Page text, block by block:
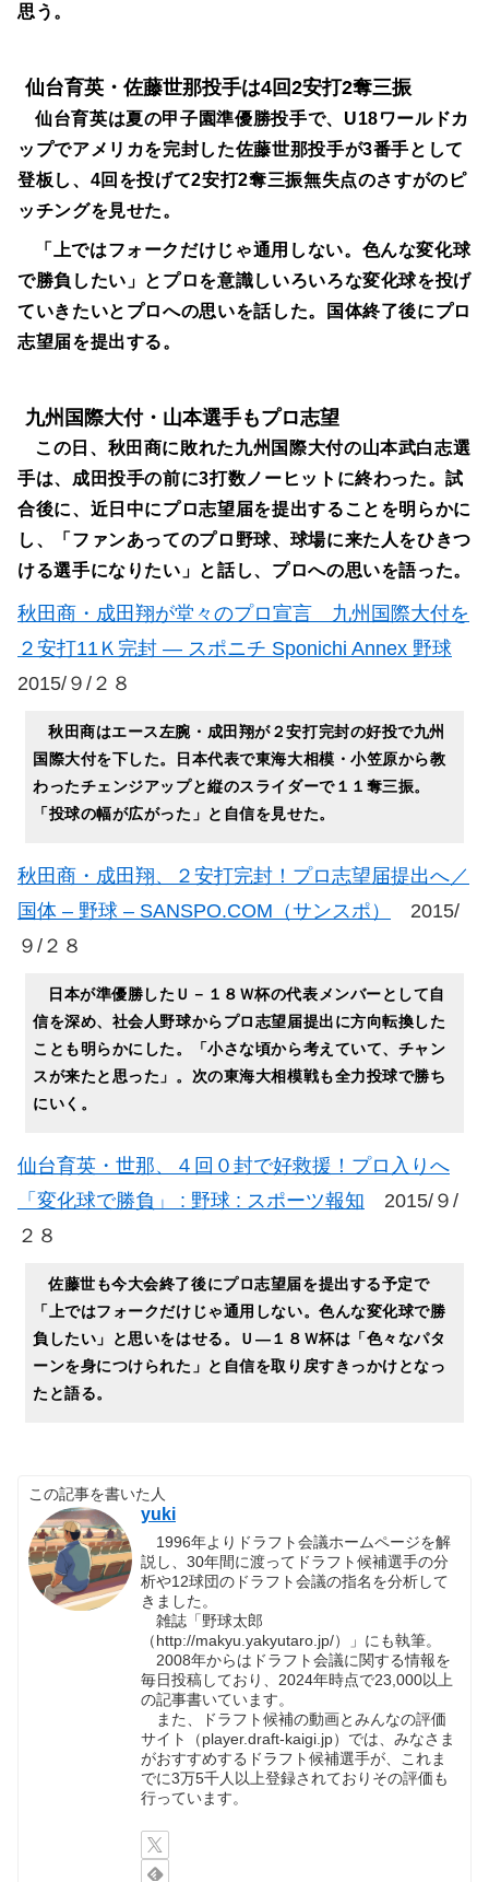
思う。
仙台育英・佐藤世那投手は4回2安打2奪三振
仙台育英は夏の甲子園準優勝投手で、U18ワールドカ
ップでアメリカを完封した佐藤世那投手が3番手として
登板し、4回を投げて2安打2奪三振無失点のさすがのピ
ッチングを見せた。
「上ではフォークだけじゃ通用しない。色んな変化球
で勝負したい」とプロを意識しいろいろな変化球を投げ
ていきたいとプロへの思いを話した。国体終了後にプロ
志望届を提出する。
九州国際大付・山本選手もプロ志望
この日、秋田商に敗れた九州国際大付の山本武白志選
手は、成田投手の前に3打数ノーヒットに終わった。試
合後に、近日中にプロ志望届を提出することを明らかに
し、「ファンあってのプロ野球、球場に来た人をひきつ
ける選手になりたい」と話し、プロへの思いを語った。
秋田商・成田翔が堂々のプロ宣言 九州国際大付を
２安打11Ｋ完封 ― スポニチ Sponichi Annex 野球
2015/９/２８
秋田商はエース左腕・成田翔が２安打完封の好投で九州
国際大付を下した。日本代表で東海大相模・小笠原から教
わったチェンジアップと縦のスライダーで１１奪三振。
「投球の幅が広がった」と自信を見せた。
秋田商・成田翔、２安打完封！プロ志望届提出へ／
国体 – 野球 – SANSPO.COM（サンスポ）
2015/
９/２８
日本が準優勝したＵ－１８Ｗ杯の代表メンバーとして自
信を深め、社会人野球からプロ志望届提出に方向転換した
ことも明らかにした。「小さな頃から考えていて、チャン
スが来たと思った」。次の東海大相模戦も全力投球で勝ち
にいく。
仙台育英・世那、４回０封で好救援！プロ入りへ
「変化球で勝負」 : 野球 : スポーツ報知 2015/９/
２８
佐藤世も今大会終了後にプロ志望届を提出する予定で
「上ではフォークだけじゃ通用しない。色んな変化球で勝
負したい」と思いをはせる。Ｕ―１８Ｗ杯は「色々なパタ
ーンを身につけられた」と自信を取り戻すきっかけとなっ
たと語る。
この記事を書いた人
yuki
1996年よりドラフト会議ホームページを解
説し、30年間に渡ってドラフト候補選手の分
析や12球団のドラフト会議の指名を分析して
きました。
雑誌「野球太郎
（http://makyu.yakyutaro.jp/）」にも執筆。
2008年からはドラフト会議に関する情報を
毎日投稿しており、2024年時点で23,000以上
の記事書いています。
また、ドラフト候補の動画とみんなの評価
サイト（player.draft-kaigi.jp）では、みなさま
がおすすめするドラフト候補選手が、これま
でに3万5千人以上登録されておりその評価も
行っています。